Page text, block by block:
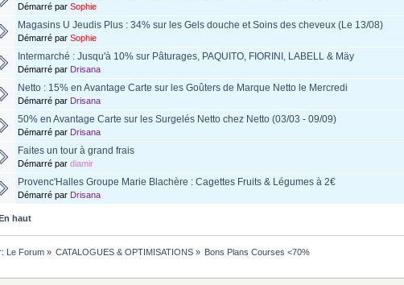
Démarré parSophie
Magasins U Jeudis Plus : 34% sur les Gels douche et Soins des cheveux (Le 13/08)
Démarré parSophie
Intermarché : Jusqu'à 10% sur Pâturages, PAQUITO, FIORINI, LABELL & Mäy
Démarré par Drisana
Netto : 15% en Avantage Carte sur les Goûters de Marque Netto le Mercredi
Démarré par Drisana
50% en Avantage Carte sur les Surgelés Netto chez Netto (03/03 - 09/09)
Démarré par Drisana
Faites un tour à grand frais
Démarré pardiamir
Provenc'Halles Groupe Marie Blachère : Cagettes Fruits & Légumes à 2€
Démarré par Drisana
haut
Le Forum» CATALOGUES & OPTIMISATIONS» Bons Plans Courses <70%